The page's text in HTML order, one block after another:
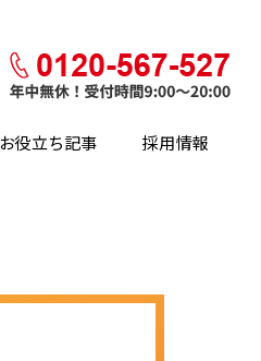
お役立ち記事 採用情報